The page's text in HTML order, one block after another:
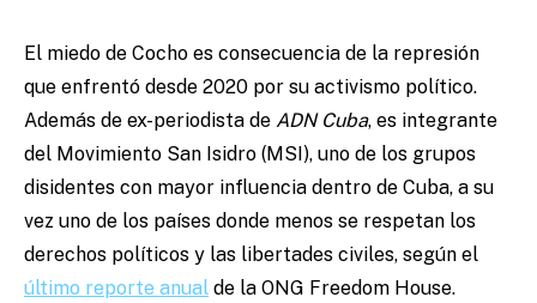
El miedo de Cocho es consecuencia de la represión
que enfrentó desde 2020 por su activismo político.
Además de ex-periodista de ADN Cuba, es integrante
del Movimiento San Isidro (MSI), uno de los grupos
disidentes con mayor influencia dentro de Cuba, a su
vez uno de los países donde menos se respetan los
derechos políticos y las libertades civiles, según el
último reporte anual de la ONG Freedom House.